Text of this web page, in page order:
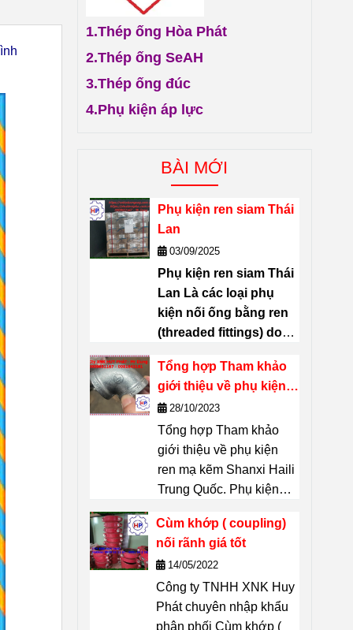
1.Thép ống Hòa Phát
2.Thép ống SeAH
3.Thép ống đúc
4.Phụ kiện áp lực
BÀI MỚI
Phụ kiện ren siam Thái
Lan
03/09/2025
Phụ kiện ren siam Thái
Lan Là các loại phụ
kiện nối ống bằng ren
(threaded fittings) do
xuất – một thương hiệu
nổi tiếng của Thái Lan.
Chuyên dùng để
nối, phân nhánh, đổi
hướng, chuyển cỡ
đường ống mà không
cần hàn. Thích hợp
ống dẫnnước, khí nén,
dầu, hơi, PCCC,
HVAC… liên hệ :
0909651167 Mr Dũng
Tổng hợp Tham khảo
giới thiệu về phụ kiện
ren mạ kẽm Shanxi
Haili Trung Quốc
28/10/2023
Tổng hợp Tham khảo
giới thiệu về phụ kiện
ren mạ kẽm Shanxi Haili
Trung Quốc. Phụ kiện
là dòng phụ kiện được
nhiều chủ dự án tin
chọn. Không chỉ có khả
năng chịu lực tốt, chúng
còn bền, ít han gỉ và có
giá cả thì phải chăng đã
Cùm khớp ( coupling)
nối rãnh giá tốt
14/05/2022
Công ty TNHH XNK Huy
Phát chuyên nhập khẩu
phân phối Cùm khớp (